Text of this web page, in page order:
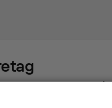
över din företagssida på
i ditt närområde. Helt